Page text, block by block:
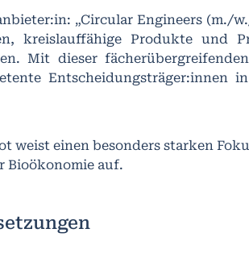
„Circular Engineers (m./
kreislauffähige Produkte und
Mit dieser
Entscheidungsträger:innen
weist einen besonders starken
auf.